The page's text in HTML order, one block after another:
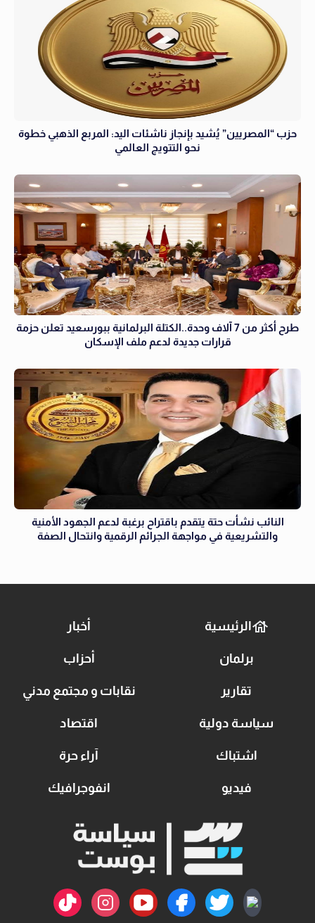
حزب “المصريين” يُشيد بإنجاز ناشئات اليد: المربع الذهبي خطوة
نحو التتويج العالمي
طرح أكثر من 7 آلاف وحدة..الكتلة البرلمانية ببورسعيد تعلن حزمة
قرارات جديدة لدعم ملف الإسكان
النائب نشأت حتة يتقدم باقتراح برغبة لدعم الجهود الأمنية
والتشريعية في مواجهة الجرائم الرقمية وانتحال الصفة
الرئيسية أخبار
برلمان أحزاب
تقارير نقابات و مجتمع مدني
سياسة دولية اقتصاد
اشتباك آراء حرة
فيديو انفوجرافيك